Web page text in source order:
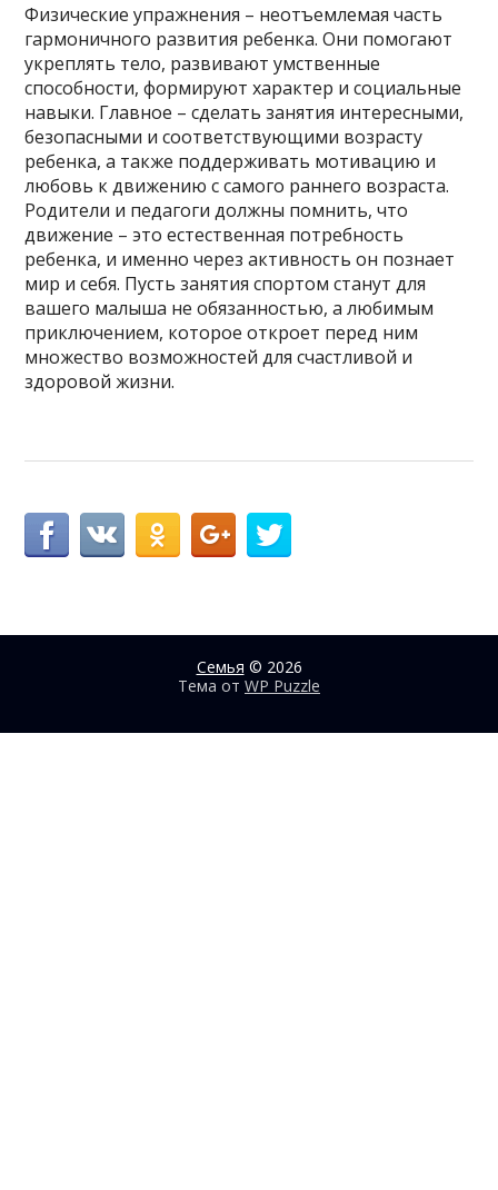
Физические упражнения – неотъемлемая часть
гармоничного развития ребенка. Они помогают
укреплять тело, развивают умственные
способности, формируют характер и социальные
навыки. Главное – сделать занятия интересными,
безопасными и соответствующими возрасту
ребенка, а также поддерживать мотивацию и
любовь к движению с самого раннего возраста.
Родители и педагоги должны помнить, что
движение – это естественная потребность
ребенка, и именно через активность он познает
мир и себя. Пусть занятия спортом станут для
вашего малыша не обязанностью, а любимым
приключением, которое откроет перед ним
множество возможностей для счастливой и
здоровой жизни.
Семья © 2026
Тема от WP Puzzle